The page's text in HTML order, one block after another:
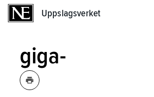
Uppslagsverket
giga-